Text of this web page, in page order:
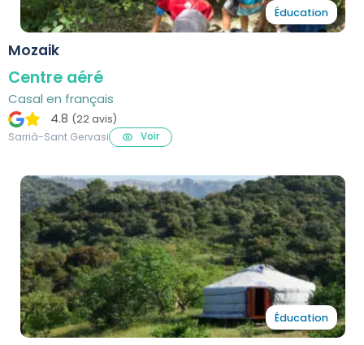
Éducation
Mozaik
Centre aéré
Casal en français
4.8 (22 avis)
Sarrià-Sant Gervasi
Voir
Éducation